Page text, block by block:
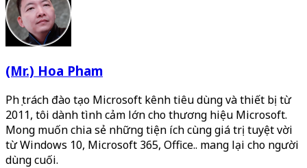
(Mr.) Hoa Pham
Phụ trách đào tạo Microsoft kênh tiêu dùng và thiết bị từ
2011, tôi dành tình cảm lớn cho thương hiệu Microsoft.
Mong muốn chia sẻ những tiện ích cùng giá trị tuyệt vời
từ Windows 10, Microsoft 365, Office.. mang lại cho người
dùng cuối.